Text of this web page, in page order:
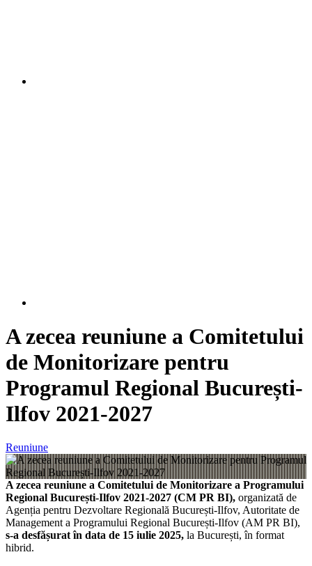
A zecea reuniune a Comitetului
de Monitorizare pentru
Programul Regional București-
Ilfov 2021-2027
Reuniune
A zecea reuniune a Comitetului de Monitorizare a Programului
Regional București-Ilfov 2021-2027 (CM PR BI), organizată de
Agenția pentru Dezvoltare Regională București-Ilfov, Autoritate de
Management a Programului Regional București-Ilfov (AM PR BI),
s-a desfășurat în data de 15 iulie 2025, la București, în format
hibrid.